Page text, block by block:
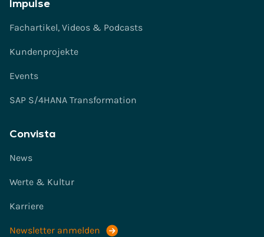
Impulse
Fachartikel, Videos & Podcasts
Kundenprojekte
Events
SAP S/4HANA Transformation
Convista
News
Werte & Kultur
Karriere
Newsletter anmelden